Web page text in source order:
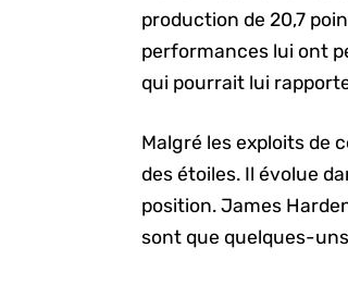
production de 20,7
performances lui ont
qui pourrait lui
Malgré les exploits de
des étoiles. Il évolue
position. James
sont que quelques-